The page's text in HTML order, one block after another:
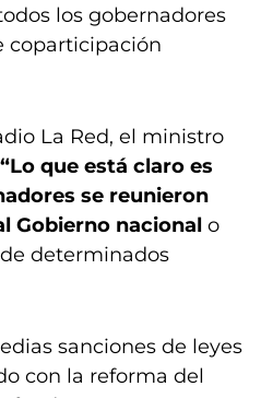
los gobernadores
coparticipación
La Red, el ministro
“Lo que está claro es
se reunieron
Gobierno nacional o
determinados
sanciones de leyes
con la reforma del